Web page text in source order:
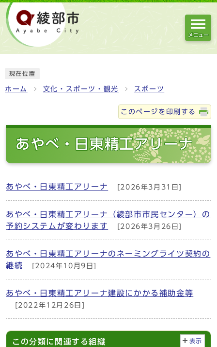
メニュー
現在位置
ホーム 文化・スポーツ・観光 スポーツ
このページを印刷する
あやべ・日東精工アリーナ
あやべ・日東精工アリーナ [2026年3月31日]
あやべ・日東精工アリーナ（綾部市市民センター）の
予約システムが変わります
[2026年3月26日]
あやべ・日東精工アリーナのネーミングライツ契約の
継続
[2024年10月9日]
あやべ・日東精工アリーナ建設にかかる補助金等
[2022年12月26日]
この分類に関連する組織 表示